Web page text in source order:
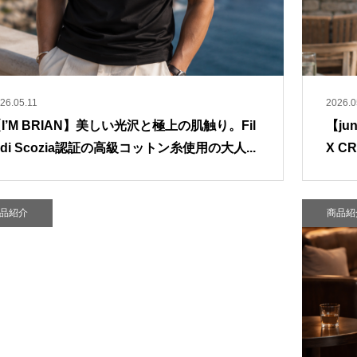
BRIAN】美しい光沢と極上の肌触り。Fil
Scozia認証の高級コットン糸使用の大人...
【
X
紹介 商品